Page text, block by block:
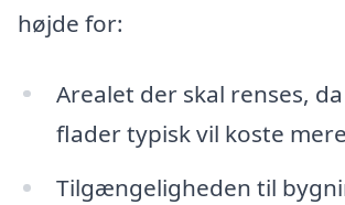
højde for:
Arealet der skal renses,
flader typisk vil koste
Tilgængeligheden til